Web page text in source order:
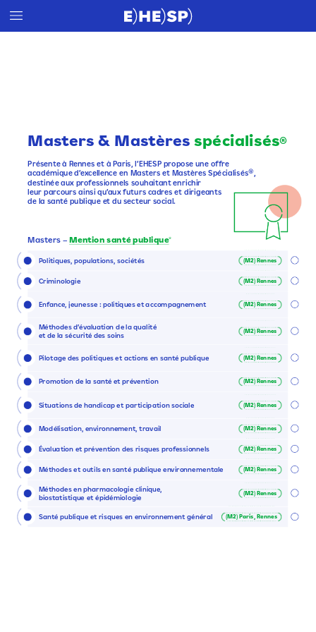
Politiques, populations, sociétés
Criminologie
Enfance, jeunesse : politiques et accompagnement
Méthodes d’évaluation de la qualité
et de la sécurité des soins
Pilotage des politiques et actions en santé publique
Promotion de la santé et prévention
Situations de handicap et participation sociale
Modélisation, environnement, travail
Évaluation et prévention des risques professionnels
Méthodes et outils en santé publique environnementale
Méthodes en pharmacologie clinique,
biostatistique et épidémiologie
Santé publique et risques en environnement général
Présente à Rennes et à Paris, l’EHESP propose une offre
académique d’excellence en Masters et Mastères Spécialisés®,
destinée aux professionnels souhaitant enrichir
leur parcours ainsi qu’aux futurs cadres et dirigeants
de la santé publique et du secteur social.
Masters & Mastères spécialisés®
Masters – Mention santé publique*
(M2) Rennes
(M2) Rennes
(M2) Rennes
(M2) Rennes
(M2) Rennes
(M2) Rennes
(M2) Rennes
(M2) Rennes
(M2) Rennes
(M2) Rennes
(M2) Rennes
(M2) Paris, Rennes